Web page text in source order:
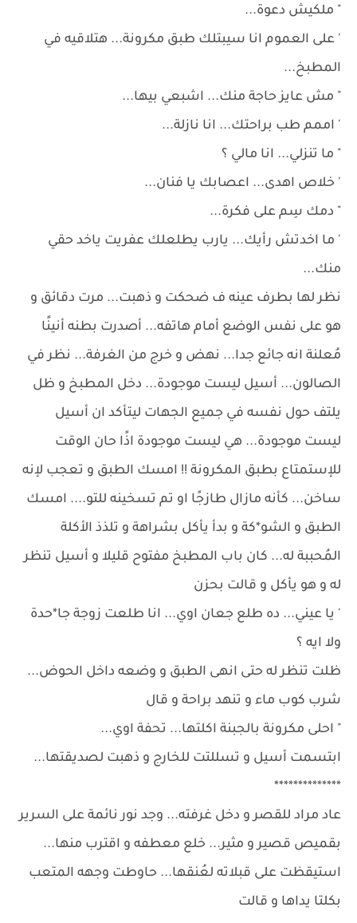
" ملكيش دعوة...
' على العموم انا سيبتلك طبق مكرونة... هتلاقيه في
المطبخ...
" مش عايز حاجة منك... اشبعي بيها...
' اممم طب براحتك... انا نازلة...
" ما تنزلي... انا مالي ؟
' خلاص اهدى... اعصابك يا فنان...
" دمك سِم على فكرة...
' ما اخدتش رأيك... يارب يطلعلك عفريت ياخد حقي
منك...
نظر لها بطرف عينه ف ضحكت و ذهبت... مرت دقائق و
هو على نفس الوضع أمام هاتفه... أصدرت بطنه أنينًا
مُعلنة انه جائع جدا... نهض و خرج من الغرفة... نظر في
الصالون... أسيل ليست موجودة... دخل المطبخ و ظل
يلتف حول نفسه في جميع الجهات ليتأكد ان أسيل
ليست موجودة... هي ليست موجودة اذًا حان الوقت
للإستمتاع بطبق المكرونة !! امسك الطبق و تعجب لإنه
ساخن... كأنه مازال طازجًا او تم تسخينه للتو.... امسك
الطبق و الشو*كة و بدأ يأكل بشراهة و تلذذ الأكلة
المُحببة له... كان باب المطبخ مفتوح قليلا و أسيل تنظر
له و هو يأكل و قالت بحزن
' يا عيني... ده طلع جعان اوي... انا طلعت زوجة جا*حدة
ولا ايه ؟
ظلت تنظر له حتى انهى الطبق و وضعه داخل الحوض...
شرب كوب ماء و تنهد براحة و قال
" احلى مكرونة بالجبنة اكلتها... تحفة اوي...
ابتسمت أسيل و تسللتت للخارج و ذهبت لصديقتها...
**************
عاد مراد للقصر و دخل غرفته... وجد نور نائمة على السرير
بقميص قصير و مثير... خلع معطفه و اقترب منها...
استيقظت على قبلاته لعُنقها... حاوطت وجهه المتعب
بكلتا يداها و قالت